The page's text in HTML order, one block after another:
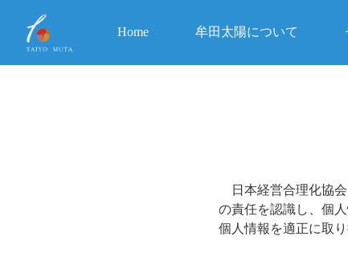
Home 牟田太陽について
日本経営合理化協
の責任を認識し、個
個人情報を適正に取